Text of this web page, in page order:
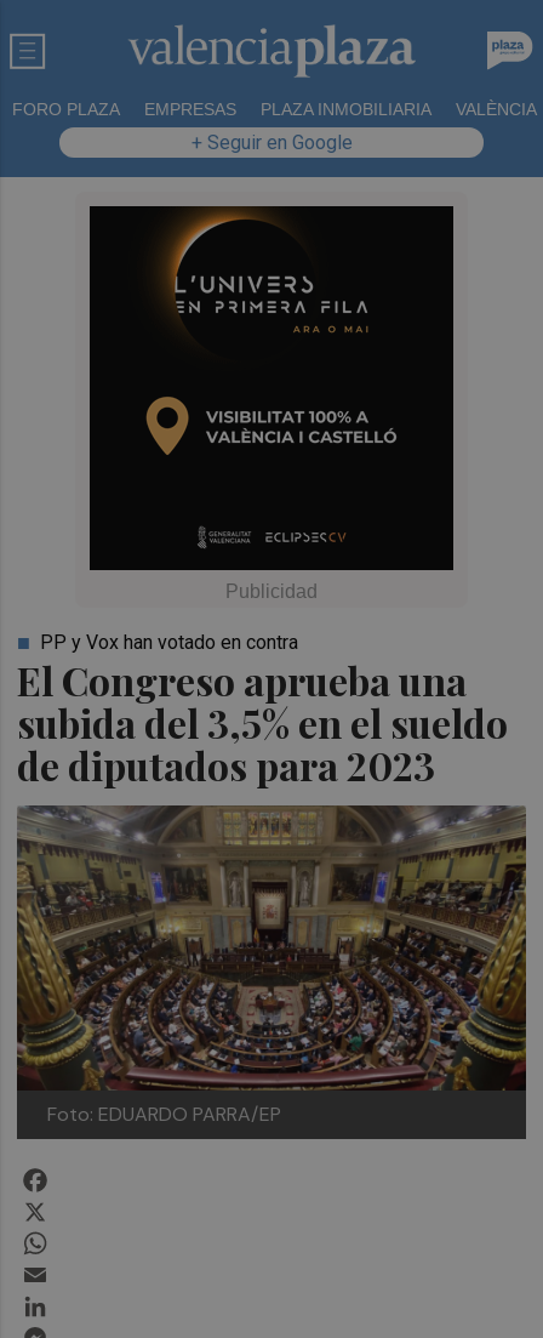
FORO PLAZA EMPRESAS PLAZA INMOBILIARIA VALÈNCIA
+ Seguir en Google
El Congreso aprueba una
subida del 3,5% en el sueldo
de diputados para 2023
PP y Vox han votado en contra
Foto: EDUARDO PARRA/EP